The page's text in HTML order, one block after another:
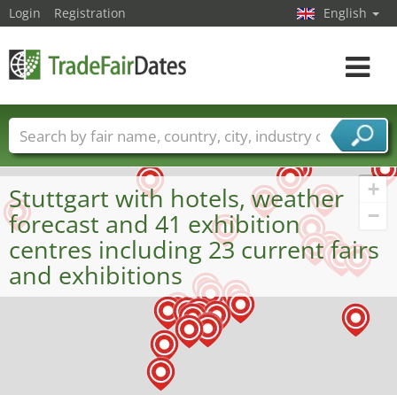
+
−
Stuttgart with hotels, weather
forecast and 41 exhibition
centres including 23 current fairs
and exhibitions
Login Registration English
Toggle
Trade fair names Countries
Cities
Fair sectors
Service provider sectors